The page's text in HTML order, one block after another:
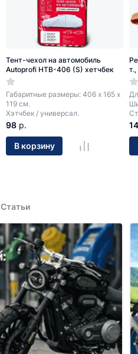
Тент-чехол на автомобиль
Autoprofi HTB-406 (S) хетчбек
Габаритные размеры: 406 х 165 х
119 см.
Хэтчбек / универсал.
98 р.
В корзину
14
Статьи